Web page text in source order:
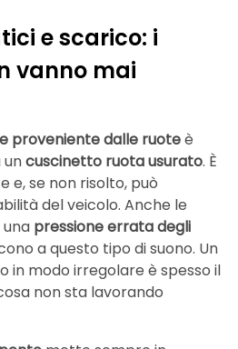
e scarico: i
vanno mai
proveniente dalle ruoteè
uncuscinetto ruota usurato. È
e, se non risolto, può
del veicolo. Anche le
una pressione errata degli
a questo tipo di suono. Un
in modo irregolare è spesso il
non sta lavorando